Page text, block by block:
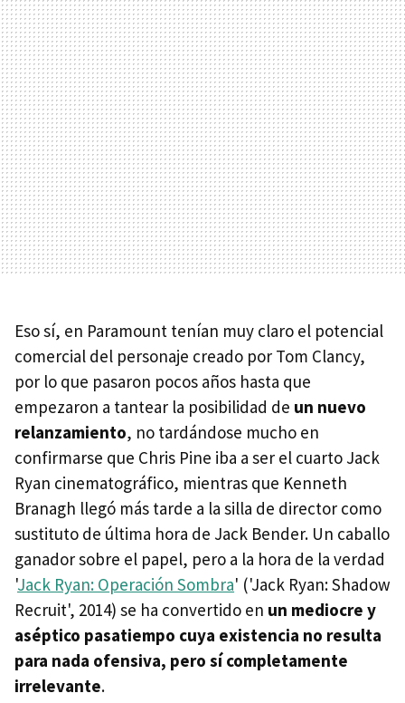
Eso sí, en Paramount tenían muy claro el potencial
comercial del personaje creado por Tom Clancy,
por lo que pasaron pocos años hasta que
empezaron a tantear la posibilidad de un nuevo
relanzamiento, no tardándose mucho en
confirmarse que Chris Pine iba a ser el cuarto Jack
Ryan cinematográfico, mientras que Kenneth
Branagh llegó más tarde a la silla de director como
sustituto de última hora de Jack Bender. Un caballo
ganador sobre el papel, pero a la hora de la verdad
'Jack Ryan: Operación Sombra' ('Jack Ryan: Shadow
Recruit', 2014) se ha convertido en un mediocre y
aséptico pasatiempo cuya existencia no resulta
para nada ofensiva, pero sí completamente
irrelevante.